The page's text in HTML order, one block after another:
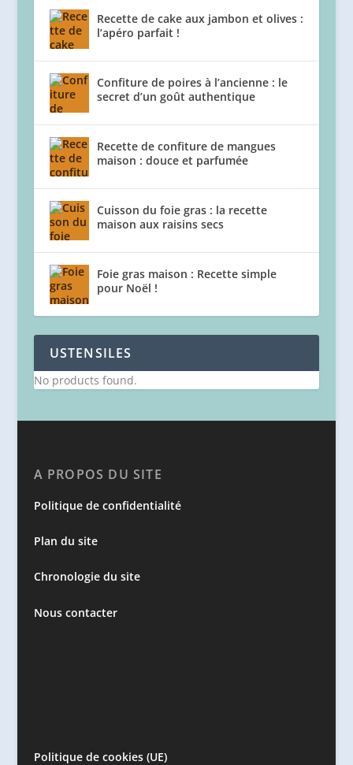
Recette de cake aux jambon et olives :
l’apéro parfait !
Confiture de poires à l’ancienne : le
secret d’un goût authentique
Recette de confiture de mangues
maison : douce et parfumée
Cuisson du foie gras : la recette
maison aux raisins secs
Foie gras maison : Recette simple
pour Noël !
USTENSILES
No products found.
A PROPOS DU SITE
Politique de confidentialité
Plan du site
Chronologie du site
Nous contacter
Politique de cookies (UE)